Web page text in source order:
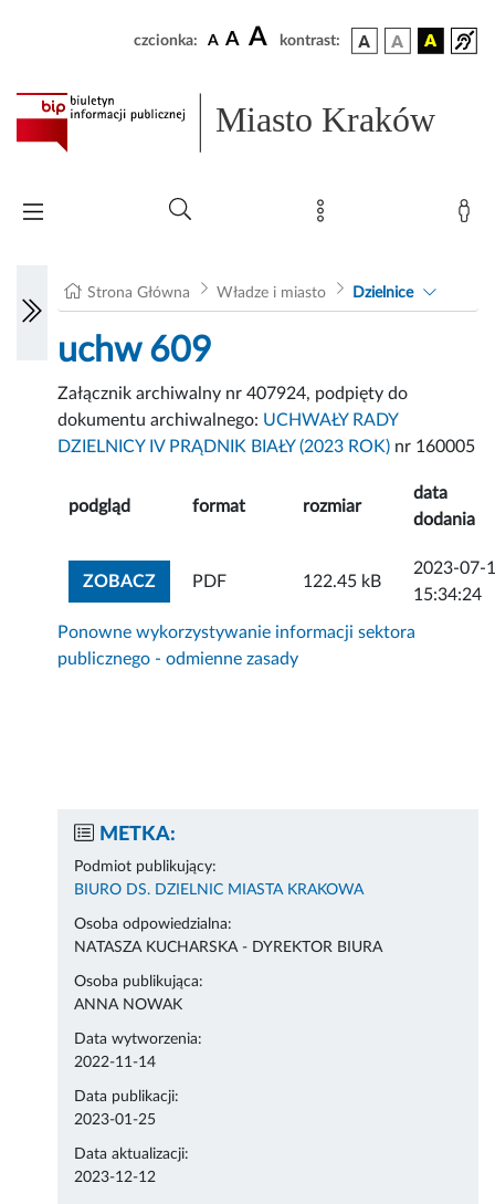
czcionka: A A A kontrast:
Miasto Kraków
Strona Główna Władze i miasto Dzielnice
uchw 609
Załącznik archiwalny nr 407924, podpięty do
dokumentu archiwalnego: UCHWAŁY RADY
DZIELNICY IV PRĄDNIK BIAŁY (2023 ROK) nr 160005
podgląd format rozmiar
data
dodania
ZOBACZZOBACZ ZAŁĄCZNIK
PDF 122.45 kB
2023-07-
15:34:24
Ponowne wykorzystywanie informacji sektora
publicznego - odmienne zasady
METKA:
Podmiot publikujący:
BIURO DS. DZIELNIC MIASTA KRAKOWA
Osoba odpowiedzialna:
NATASZA KUCHARSKA - DYREKTOR BIURA
Osoba publikująca:
ANNA NOWAK
Data wytworzenia:
2022-11-14
Data publikacji:
2023-01-25
Data aktualizacji:
2023-12-12